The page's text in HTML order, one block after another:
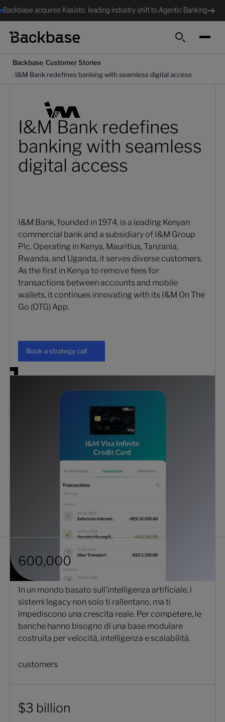
Backbase acquires Kasisto, leading industry shift to Agentic Banking
Cerca
Backbase /Customer Stories
I&M Bank redefines banking with seamless digital access
I&M Bank redefines
banking with seamless
digital access
I&M Bank, founded in 1974, is a leading Kenyan
commercial bank and a subsidiary of I&M Group
Plc. Operating in Kenya, Mauritius, Tanzania,
Rwanda, and Uganda, it serves diverse customers.
As the first in Kenya to remove fees for
transactions between accounts and mobile
wallets, it continues innovating with its I&M On The
Go (OTG) App.
Book a strategy call
600,000
In un mondo basato sull'intelligenza artificiale, i
sistemi legacy non solo ti rallentano, ma ti
impediscono una crescita reale. Per competere, le
banche hanno bisogno di una base modulare
costruita per velocità, intelligenza e scalabilità.
customers
$3 billion